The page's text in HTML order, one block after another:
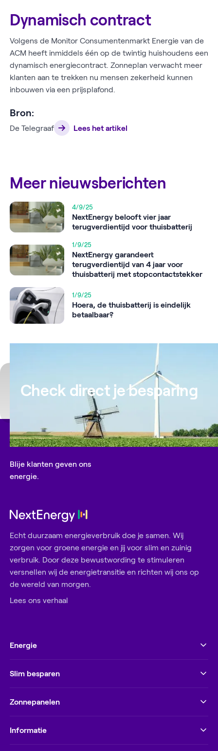
Dynamisch contract
Volgens de Monitor Consumentenmarkt Energie van de
ACM heeft inmiddels één op de twintig huishoudens een
dynamisch energiecontract. Zonneplan verwacht meer
klanten aan te trekken nu mensen zekerheid kunnen
inbouwen via een prijsplafond.
Bron:
De Telegraaf Lees het artikel
Meer nieuwsberichten
4/9/25
NextEnergy belooft vier jaar
terugverdientijd voor thuisbatterij
1/9/25
NextEnergy garandeert
terugverdientijd van 4 jaar voor
thuisbatterij met stopcontactstekker
1/9/25
Hoera, de thuisbatterij is eindelijk
betaalbaar?
Check direct je besparing
Blije klanten geven ons
energie.
Echt duurzaam energieverbruik doe je samen. Wij
zorgen voor groene energie en jij voor slim en zuinig
verbruik. Door deze bewustwording te stimuleren
versnellen wij de energietransitie en richten wij ons op
de wereld van morgen.
Lees ons verhaal
Energie
Slim besparen
Zonnepanelen
Informatie